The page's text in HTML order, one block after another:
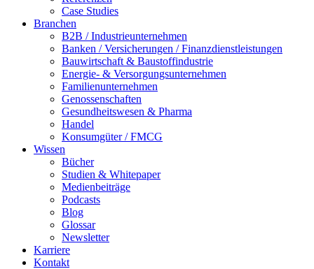
Case Studies
Branchen
B2B / Industrieunternehmen
Banken / Versicherungen / Finanzdienstleistungen
Bauwirtschaft & Baustoffindustrie
Energie- & Versorgungsunternehmen
Familienunternehmen
Genossenschaften
Gesundheitswesen & Pharma
Handel
Konsumgüter / FMCG
Wissen
Bücher
Studien & Whitepaper
Medienbeiträge
Podcasts
Blog
Glossar
Newsletter
Karriere
Kontakt